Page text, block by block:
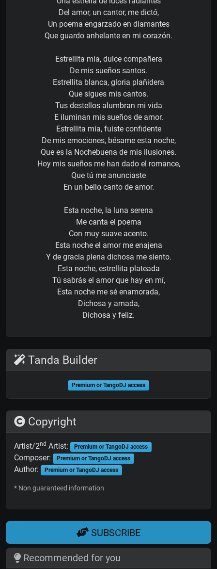
Del amor, un cantor, me dictó,
Un poema engarzado en diamantes
Que guardo anhelante en mi corazón.
Estrellita mía, dulce compañera
De mis sueños santos.
Estrellita blanca, gloria plañidera
Que sigues mis cantos.
Tus destellos alumbran mi vida
E iluminan mis sueños de amor.
Estrellita mía, fuiste confidente
De mis emociones, bésame esta noche,
Que es la Nochebuena de mis ilusiones.
Hoy mis sueños me han dado el romance,
Que tú me anunciaste
En un bello canto de amor.
Esta noche, la luna serena
Me canta el poema
Con muy suave acento.
Esta noche el amor me enajena
Y de gracia plena dichosa me siento.
Esta noche, estrellita plateada
Tú sabrás el amor que hay en mí,
Esta noche me sé enamorada,
Dichosa y amada,
Dichosa y feliz.
Tanda Builder
Premium or TangoDJ access
Copyright
Artist/2nd Artist: Premium or TangoDJ access
Composer: Premium or TangoDJ access
Author: Premium or TangoDJ access
* Non guaranteed information
SUBSCRIBE
Recommended for you